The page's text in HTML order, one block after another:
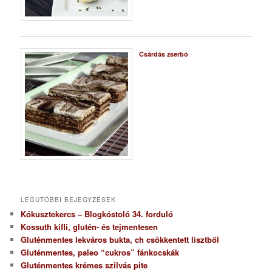
Csárdás zserbó
LEGUTÓBBI BEJEGYZÉSEK
Kókusztekercs – Blogkóstoló 34. forduló
Kossuth kifli, glutén- és tejmentesen
Gluténmentes lekváros bukta, ch csökkentett lisztből
Gluténmentes, paleo “cukros” fánkocskák
Gluténmentes krémes szilvás pite